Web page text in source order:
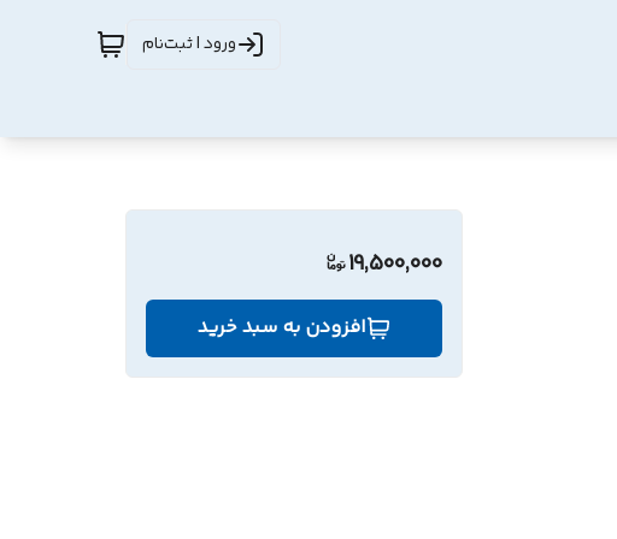
ورود | ثبت‌نام
19,500,000
افزودن به سبد خرید